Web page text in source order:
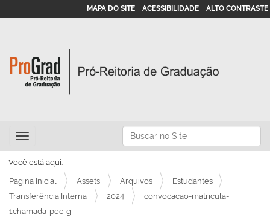
Busca
Busca Avançada…
MAPA DO SITE ACESSIBILIDADE ALTO CONTRASTE
Toggle navigation
Você está aqui:
Página Inicial Assets Arquivos
Estudantes
Transferência Interna
2024
convocacao-matricula-
1chamada-pec-g